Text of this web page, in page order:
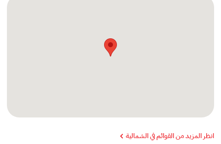
انظر المزيد من القوائم في الشمالية